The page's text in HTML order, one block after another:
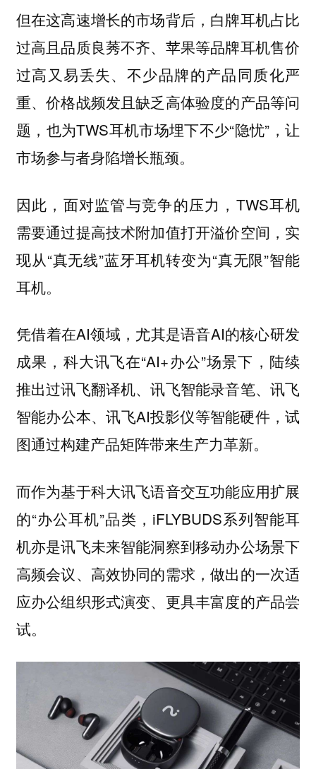
但在这高速增长的市场背后，白牌耳机占比
过高且品质良莠不齐、苹果等品牌耳机售价
过高又易丢失、不少品牌的产品同质化严
重、价格战频发且缺乏高体验度的产品等问
题，也为TWS耳机市场埋下不少“隐忧”，让
市场参与者身陷增长瓶颈。
因此，面对监管与竞争的压力，TWS耳机
需要通过提高技术附加值打开溢价空间，实
现从“真无线”蓝牙耳机转变为“真无限”智能
耳机。
凭借着在AI领域，尤其是语音AI的核心研发
成果，科大讯飞在“AI+办公”场景下，陆续
推出过讯飞翻译机、讯飞智能录音笔、讯飞
智能办公本、讯飞AI投影仪等智能硬件，试
图通过构建产品矩阵带来生产力革新。
而作为基于科大讯飞语音交互功能应用扩展
的“办公耳机”品类，iFLYBUDS系列智能耳
机亦是讯飞未来智能洞察到移动办公场景下
高频会议、高效协同的需求，做出的一次适
应办公组织形式演变、更具丰富度的产品尝
试。